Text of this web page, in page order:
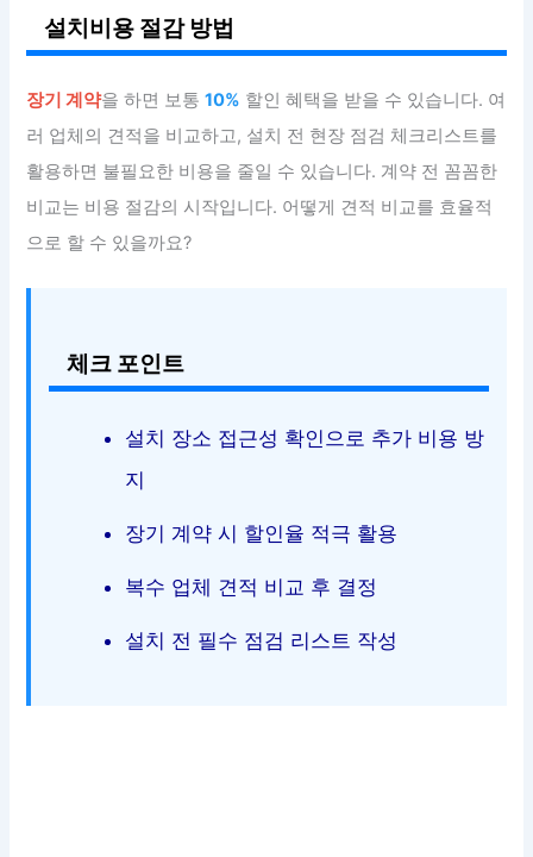
설치비용 절감 방법
장기 계약을 하면 보통10% 할인 혜택을 받을 수 있습니다. 여
러 업체의 견적을 비교하고, 설치 전 현장 점검 체크리스트를
활용하면 불필요한 비용을 줄일 수 있습니다. 계약 전 꼼꼼한
비교는 비용 절감의 시작입니다. 어떻게 견적 비교를 효율적
으로 할 수 있을까요?
체크 포인트
설치 장소 접근성 확인으로 추가 비용 방
지
장기 계약 시 할인율 적극 활용
복수 업체 견적 비교 후 결정
설치 전 필수 점검 리스트 작성